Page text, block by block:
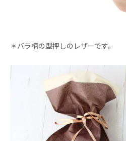
＊バラ柄の型押しのレザーです。